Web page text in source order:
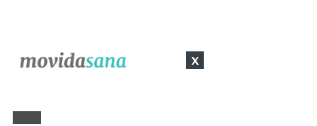
x